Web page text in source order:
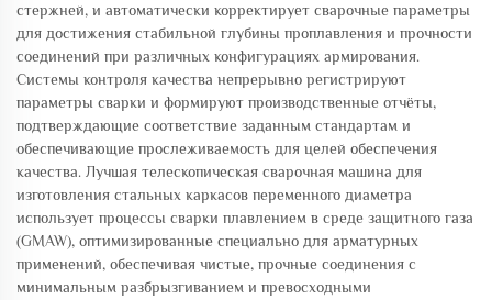
стержней, и автоматически корректирует сварочные параметры
для достижения стабильной глубины проплавления и прочности
соединений при различных конфигурациях армирования.
Системы контроля качества непрерывно регистрируют
параметры сварки и формируют производственные отчёты,
подтверждающие соответствие заданным стандартам и
обеспечивающие прослеживаемость для целей обеспечения
качества. Лучшая телескопическая сварочная машина для
изготовления стальных каркасов переменного диаметра
использует процессы сварки плавлением в среде защитного газа
(GMAW), оптимизированные специально для арматурных
применений, обеспечивая чистые, прочные соединения с
минимальным разбрызгиванием и превосходными